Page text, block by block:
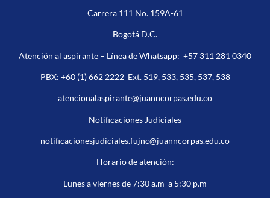
Carrera 111 No. 159A-61
Bogotá D.C.
Atención al aspirante – Línea de Whatsapp: +57 311 281 0340
PBX: +60 (1) 662 2222Ext. 519, 533, 535, 537, 538
atencionalaspirante@juanncorpas.edu.co
Notificaciones Judiciales
notificacionesjudiciales.fujnc@juanncorpas.edu.co
Horario de atención:
Lunes a viernes de 7:30 a.m a 5:30 p.m